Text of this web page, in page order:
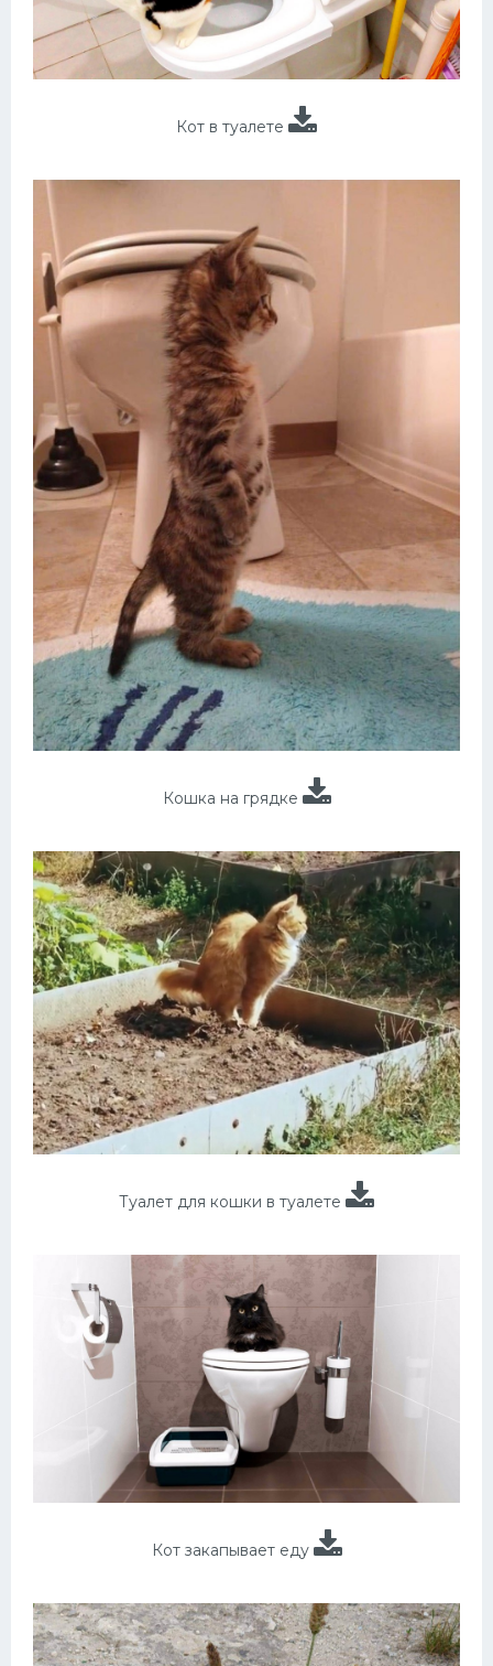
Кот в туалете
Кошка на грядке
Туалет для кошки в туалете
Кот закапывает еду